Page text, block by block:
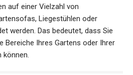
auf einer Vielzahl von
Liegestühlen oder
werden. Das bedeutet, dass Sie
Bereiche Ihres Gartens oder Ihrer
können.